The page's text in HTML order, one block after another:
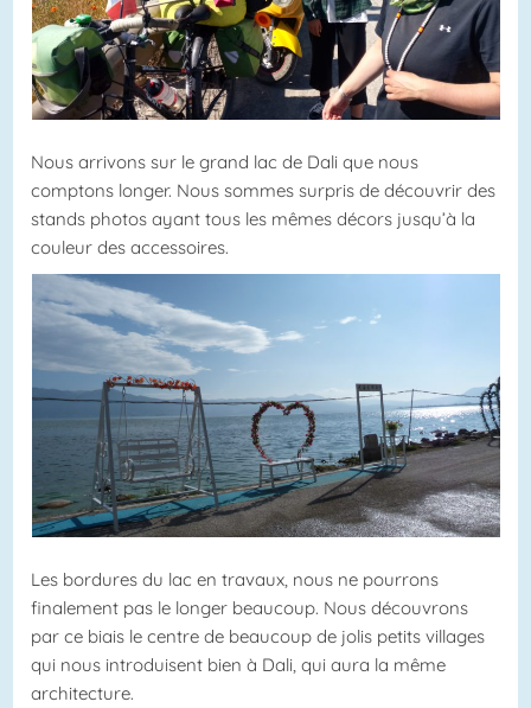
Nous arrivons sur le grand lac de Dali que nous
comptons longer. Nous sommes surpris de découvrir des
stands photos ayant tous les mêmes décors jusqu’à la
couleur des accessoires.
Les bordures du lac en travaux, nous ne pourrons
finalement pas le longer beaucoup. Nous découvrons
par ce biais le centre de beaucoup de jolis petits villages
qui nous introduisent bien à Dali, qui aura la même
architecture.